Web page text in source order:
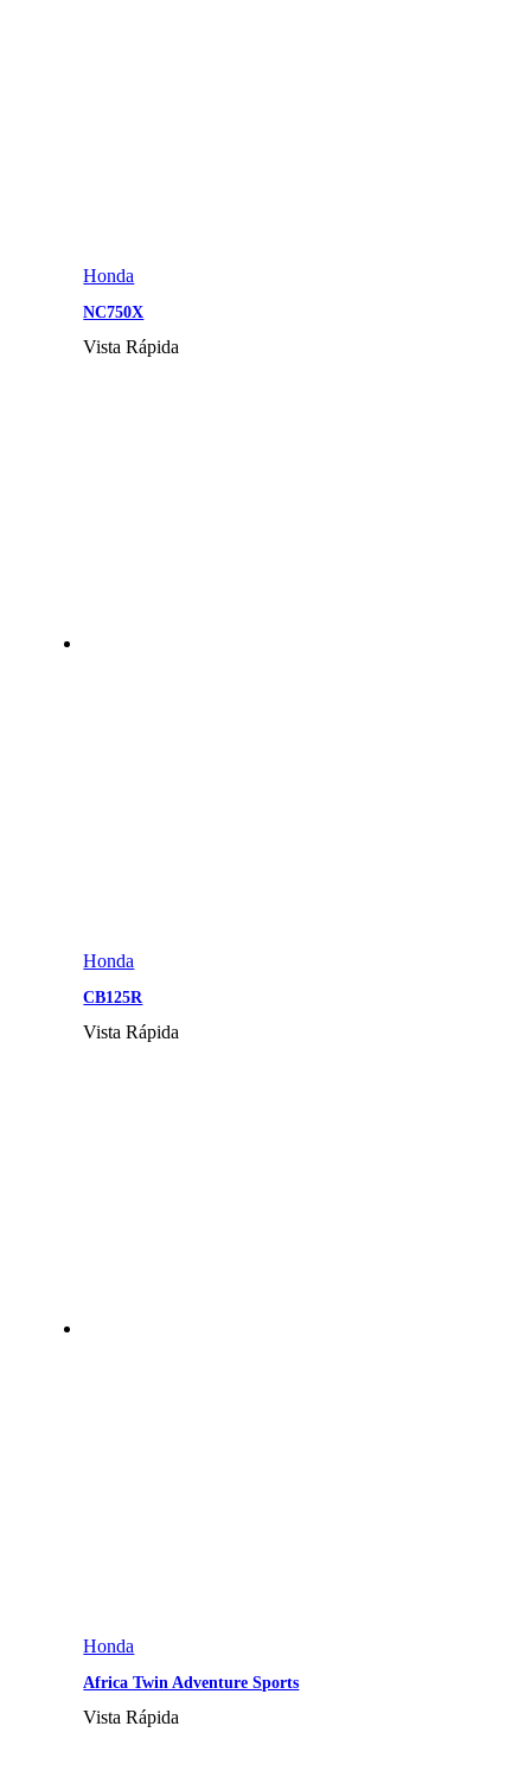
Honda
NC750X
Vista Rápida
Honda
CB125R
Vista Rápida
Honda
Africa Twin Adventure Sports
Vista Rápida